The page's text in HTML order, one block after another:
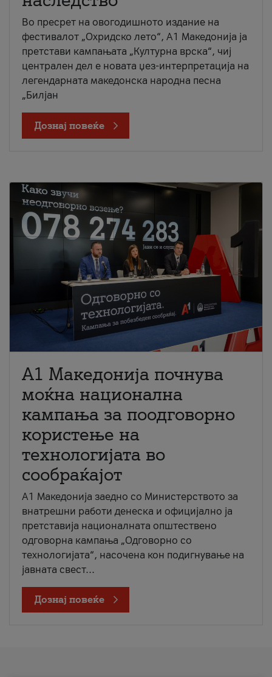
Во пресрет на овогодишното издание на
фестивалот „Охридско лето“, А1 Македонија ја
претстави кампањата „Културна врска“, чиј
централен дел е новата џез-интерпретација на
легендарната македонска народна песна
„Билјан
Дознај повеќе
A1 Македонија почнува
моќна национална
кампања за поодговорно
користење на
технологијата во
сообраќајот
A1 Македонија заедно со Министерството за
внатрешни работи денеска и официјално ја
претставија националната општествено
одговорна кампања „Одговорно со
технологијата“, насочена кон подигнување на
јавната свест...
Дознај повеќе